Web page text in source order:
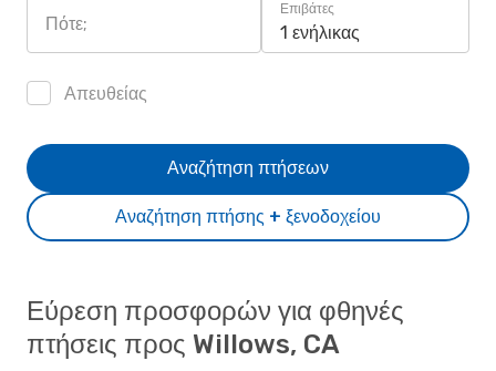
Πότε;
Επιβάτες
1 ενήλικας
Απευθείας
Αναζήτηση πτήσης + ξενοδοχείου
Αναζήτηση πτήσεων
Εύρεση προσφορών για φθηνές
πτήσεις προς Willows, CA